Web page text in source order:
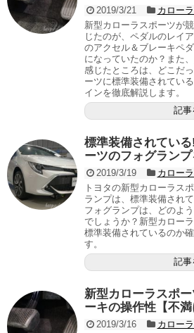
2019/3/21
カロー
新型カローラスポーツが
じたのが、ペダルのレイ
のアクセル＆ブレーキペ
になっていたのか？また
感じたところは、どこだ
ーツに標準装備されてい
インを徹底解説します。
記事
標準装備されてい
ーツのフォグラン
2019/3/19
カロー
トヨタの新型カローラス
ランプは、標準装備され
フォグランプは、どのよ
でしょうか？新型カロー
標準装備されているのか
す。
記事
新型カローラスポ
ーキの操作性【不満
2019/3/16
カロー